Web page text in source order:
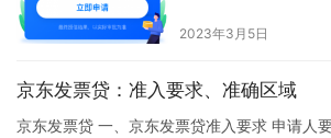
2023年3月5日
京东发票贷：准入要求、准确区域
京东发票贷 一、京东发票贷准入要求 申请人